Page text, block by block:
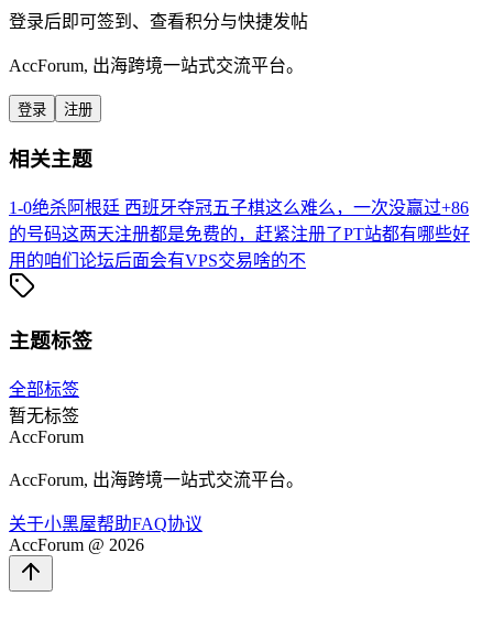
登录后即可签到、查看积分与快捷发帖
AccForum, 出海跨境一站式交流平台。
登录 注册
相关主题
1-0绝杀阿根廷 西班牙夺冠五子棋这么难么，一次没赢过+86
的号码这两天注册都是免费的，赶紧注册了PT站都有哪些好
用的咱们论坛后面会有VPS交易啥的不
主题标签
全部标签
暂无标签
AccForum
AccForum, 出海跨境一站式交流平台。
关于小黑屋帮助FAQ协议
AccForum @ 2026